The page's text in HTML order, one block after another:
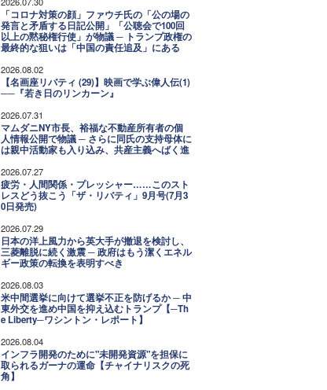
「コロナ対策の顔」ファウチ氏の「公の場の
発言と矛盾する日記公開」「公聴会で100回
以上の黙秘権行使」が物議 ─ トランプ政権の
最終的な狙いは「中国の責任追及」にある
2026.08.02
【名画座リバティ (29)】映画で学ぶ偉人伝(1)
──『若き日のリンカーン』
2026.07.31
マムダニNY市長、裕福な不動産所有者の個
人情報公開で物議 ─ さらに同氏の支持母体に
は親中活動家も入り込み、共産主義へばく進
2026.07.27
疲労・人間関係・プレッシャー……このスト
レスどう抜こう「ザ・リバティ」9月号(7月3
0日発売)
2026.07.29
日本の洋上風力から英大手が撤退を検討し、
三菱離脱に続く激震 ─ 政府はもう潔くエネル
ギー政策の転換を表明すべき
2026.08.03
米中間選挙に向けて選挙不正を防げるか ─ 中
東外交を進め中国を抑え込むトランプ【─Th
e Liberty─ワシントン・レポート】
2026.08.04
インフラ開発のために"未開発資源"を担保に
取られるガーナの運命【チャイナリスクの死
角】